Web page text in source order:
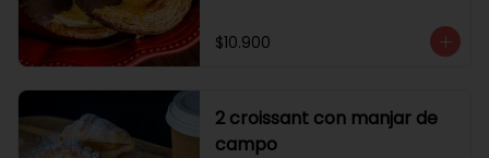
$10.900
2 croissant con manjar de
campo